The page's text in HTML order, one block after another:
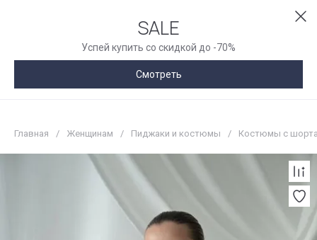
SALE
Успей купить со скидкой до -70%
Смотреть
Главная / Женщинам / Пиджаки и костюмы / Костюмы с